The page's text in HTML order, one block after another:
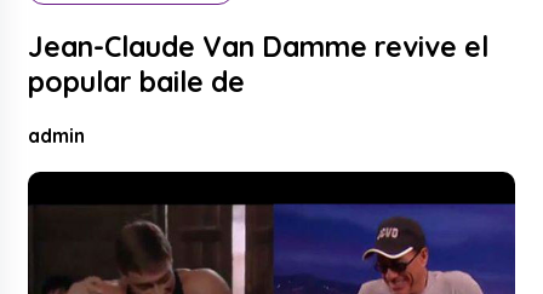
Jean-Claude Van Damme revive el
popular baile de
admin